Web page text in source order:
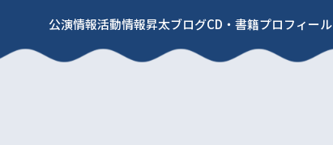
公演情報活動情報昇太ブログCD・書籍プロフィール